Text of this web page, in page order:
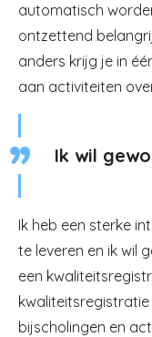
automatisch
ontzettend
anders krijg je in
aan activiteiten
Ik wil
Ik heb een sterke
te leveren en ik wil
een
bijscholingen en